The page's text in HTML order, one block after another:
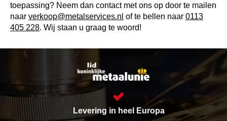
toepassing? Neem dan contact met ons op door te mailen
naar verkoop@metalservices.nl of te bellen naar 0113
405 228. Wij staan u graag te woord!
Levering in heel Europa